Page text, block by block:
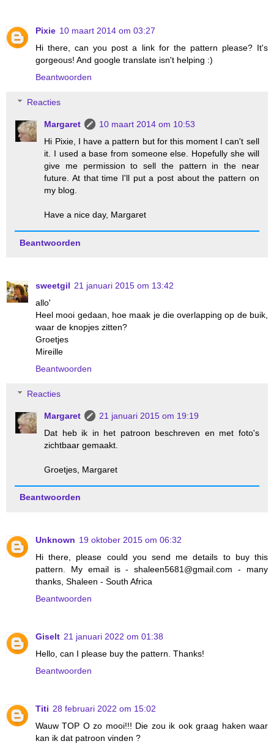
Pixie 10 maart 2014 om 03:27
Hi there, can you post a link for the pattern please? It's
gorgeous! And google translate isn't helping :)
Beantwoorden
Reacties
Margaret
10 maart 2014 om 10:53
Hi Pixie, I have a pattern but for this moment I can't sell
it. I used a base from someone else. Hopefully she will
give me permission to sell the pattern in the near
future. At that time I'll put a post about the pattern on
my blog.
Have a nice day, Margaret
Beantwoorden
sweetgil 21 januari 2015 om 13:42
allo'
Heel mooi gedaan, hoe maak je die overlapping op de buik,
waar de knopjes zitten?
Groetjes
Mireille
Beantwoorden
Reacties
Margaret
21 januari 2015 om 19:19
Dat heb ik in het patroon beschreven en met foto's
zichtbaar gemaakt.
Groetjes, Margaret
Beantwoorden
Unknown 19 oktober 2015 om 06:32
Hi there, please could you send me details to buy this
pattern. My email is - shaleen5681@gmail.com - many
thanks, Shaleen - South Africa
Beantwoorden
Giselt 21 januari 2022 om 01:38
Hello, can I please buy the pattern. Thanks!
Beantwoorden
Titi 28 februari 2022 om 15:02
Wauw TOP O zo mooi!!! Die zou ik ook graag haken waar
kan ik dat patroon vinden ?